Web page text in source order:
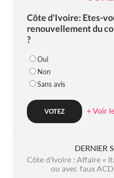
Côte d'Ivoire: Etes-
renouvellement du
?
Oui
Non
Sans avis
+ Voir
DERNIER
Côte d'Ivoire : Affaire «
ou avec faux